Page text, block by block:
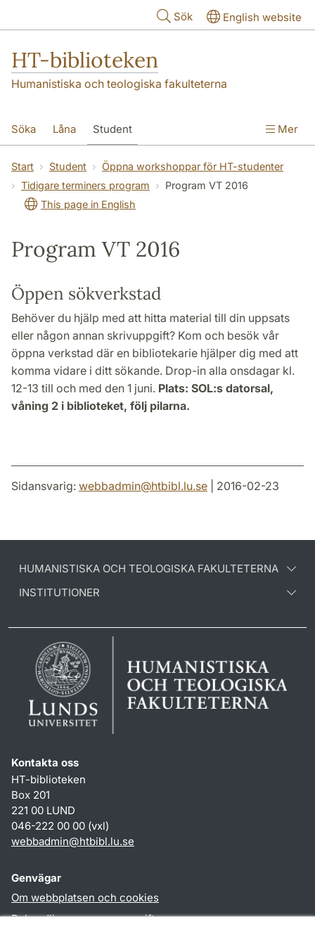
Sök English website
HT-biblioteken
Humanistiska och teologiska fakulteterna
Söka Låna Student
Forskare/doktorand Lärare Kontakt
Om oss
Mer
Start Student
Öppna workshoppar för HT-studenter
Tidigare terminers program
Program VT 2016
This page in English
Program VT 2016
Öppen sökverkstad
Behöver du hjälp med att hitta material till din uppsats
eller någon annan skrivuppgift? Kom och besök vår
öppna verkstad där en bibliotekarie hjälper dig med att
komma vidare i ditt sökande. Drop-in alla onsdagar kl.
12-13 till och med den 1 juni. Plats: SOL:s datorsal,
våning 2 i biblioteket, följ pilarna.
Sidansvarig: webbadmin@htbibl.lu.se | 2016-02-23
HUMANISTISKA OCH TEOLOGISKA FAKULTETERNA
INSTITUTIONER
Kontakta oss
HT-biblioteken
Box 201
221 00 LUND
046-222 00 00 (vxl)
webbadmin@htbibl.lu.se
Genvägar
Om webbplatsen och cookies
Behandling av personuppgifter